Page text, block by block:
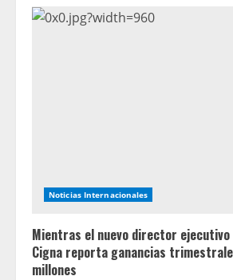
Noticias Internacionales
Mientras el nuevo director ejecutivo
Cigna reporta ganancias
millones